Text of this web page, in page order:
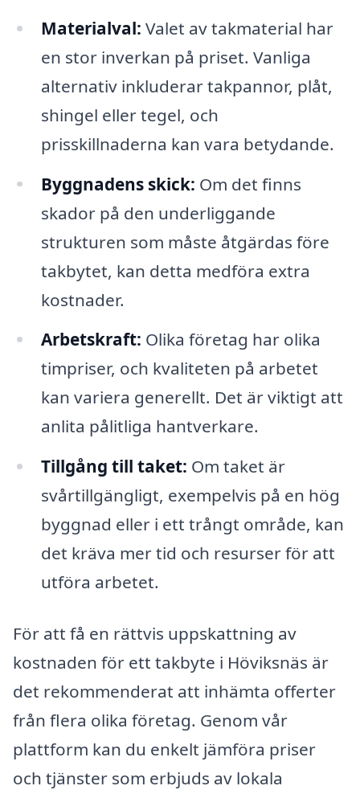
Materialval: Valet av takmaterial har
en stor inverkan på priset. Vanliga
alternativ inkluderar takpannor, plåt,
shingel eller tegel, och
prisskillnaderna kan vara betydande.
Byggnadens skick: Om det finns
skador på den underliggande
strukturen som måste åtgärdas före
takbytet, kan detta medföra extra
kostnader.
Arbetskraft: Olika företag har olika
timpriser, och kvaliteten på arbetet
kan variera generellt. Det är viktigt att
anlita pålitliga hantverkare.
Tillgång till taket: Om taket är
svårtillgängligt, exempelvis på en hög
byggnad eller i ett trångt område, kan
det kräva mer tid och resurser för att
utföra arbetet.
För att få en rättvis uppskattning av
kostnaden för ett takbyte i Höviksnäs är
det rekommenderat att inhämta offerter
från flera olika företag. Genom vår
plattform kan du enkelt jämföra priser
och tjänster som erbjuds av lokala